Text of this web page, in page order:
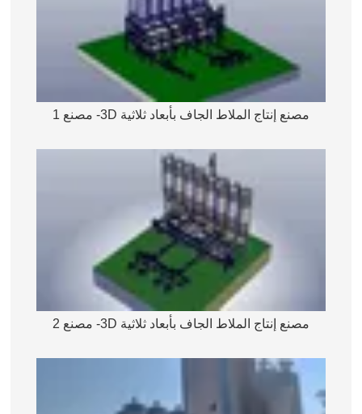
مصنع إنتاج الملاط الجاف بأبعاد ثلاثية 3D- مصنع 1
مصنع إنتاج الملاط الجاف بأبعاد ثلاثية 3D- مصنع 2